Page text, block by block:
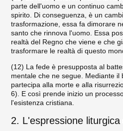
parte dell'uomo e un continuo
spiri­to. Di conseguenza, è un
trasformazio­ne, essa fa dimorare
santo che rinnova l'uo­mo. Essa
realtà del Regno che viene e che
trasformare le realtà di questo
(12) La fede è presupposta al
mentale che ne segue. Mediante il
parteci­pa alla morte e alla
6). E così prende inizio un
l'esistenza cristiana.
2. L'espressione liturgica